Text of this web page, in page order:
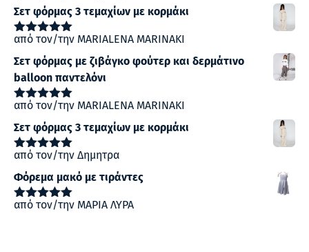
Σετ φόρμας 3 τεμαχίων με κορμάκι
Βαθμολογήθηκε
από 5
από τον/την MARIALENA MARINAKI
Σετ φόρμας με ζιβάγκο φούτερ και δερμάτινο
balloon παντελόνι
Βαθμολογήθηκε
από 5
από τον/την MARIALENA MARINAKI
Σετ φόρμας 3 τεμαχίων με κορμάκι
Βαθμολογήθηκε
με
από τον/την Δημητρα
Φόρεμα μακό με τιράντες
Βαθμολογήθηκε
από τον/την ΜΑΡΙΑ ΛΥΡΑ